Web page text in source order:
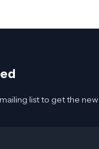
list to get the new